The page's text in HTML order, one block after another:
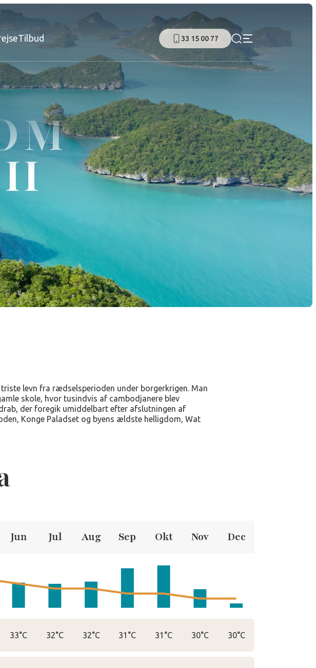
Tilbud 33 15 00 77
levn fra rædselsperioden under borgerkrigen. Man
skole, hvor tusindvis af cambodjanere blev
der foregik umiddelbart efter afslutningen af
Konge Paladset og byens ældste helligdom, Wat
Jun Jul Aug Sep Okt Nov Dec
33°C 32°C 32°C 31°C 31°C 30°C 30°C